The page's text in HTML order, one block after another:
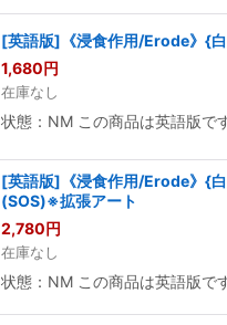
[英語版]《浸食作用/Erode》{
1,680円
在庫なし
状態：NM この商品は英語版です
[英語版]《浸食作用/Erode》{
(SOS)※拡張アート
2,780円
在庫なし
状態：NM この商品は英語版です